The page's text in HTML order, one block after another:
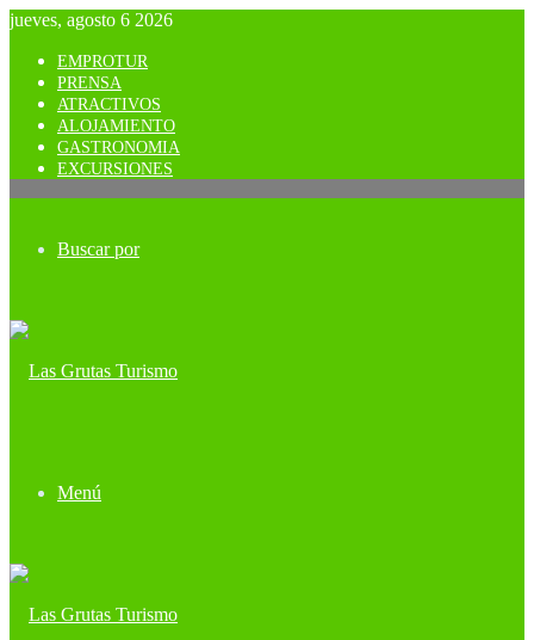
jueves, agosto 6 2026
EMPROTUR
PRENSA
ATRACTIVOS
ALOJAMIENTO
GASTRONOMIA
EXCURSIONES
Buscar por
Menú